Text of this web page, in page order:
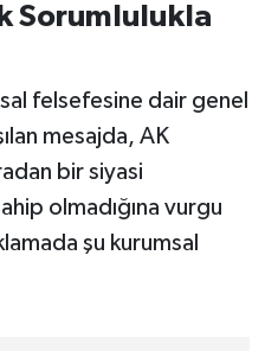
Sorumlulukla
felsefesine dair genel
mesajda, AK
bir siyasi
olmadığına vurgu
şu kurumsal